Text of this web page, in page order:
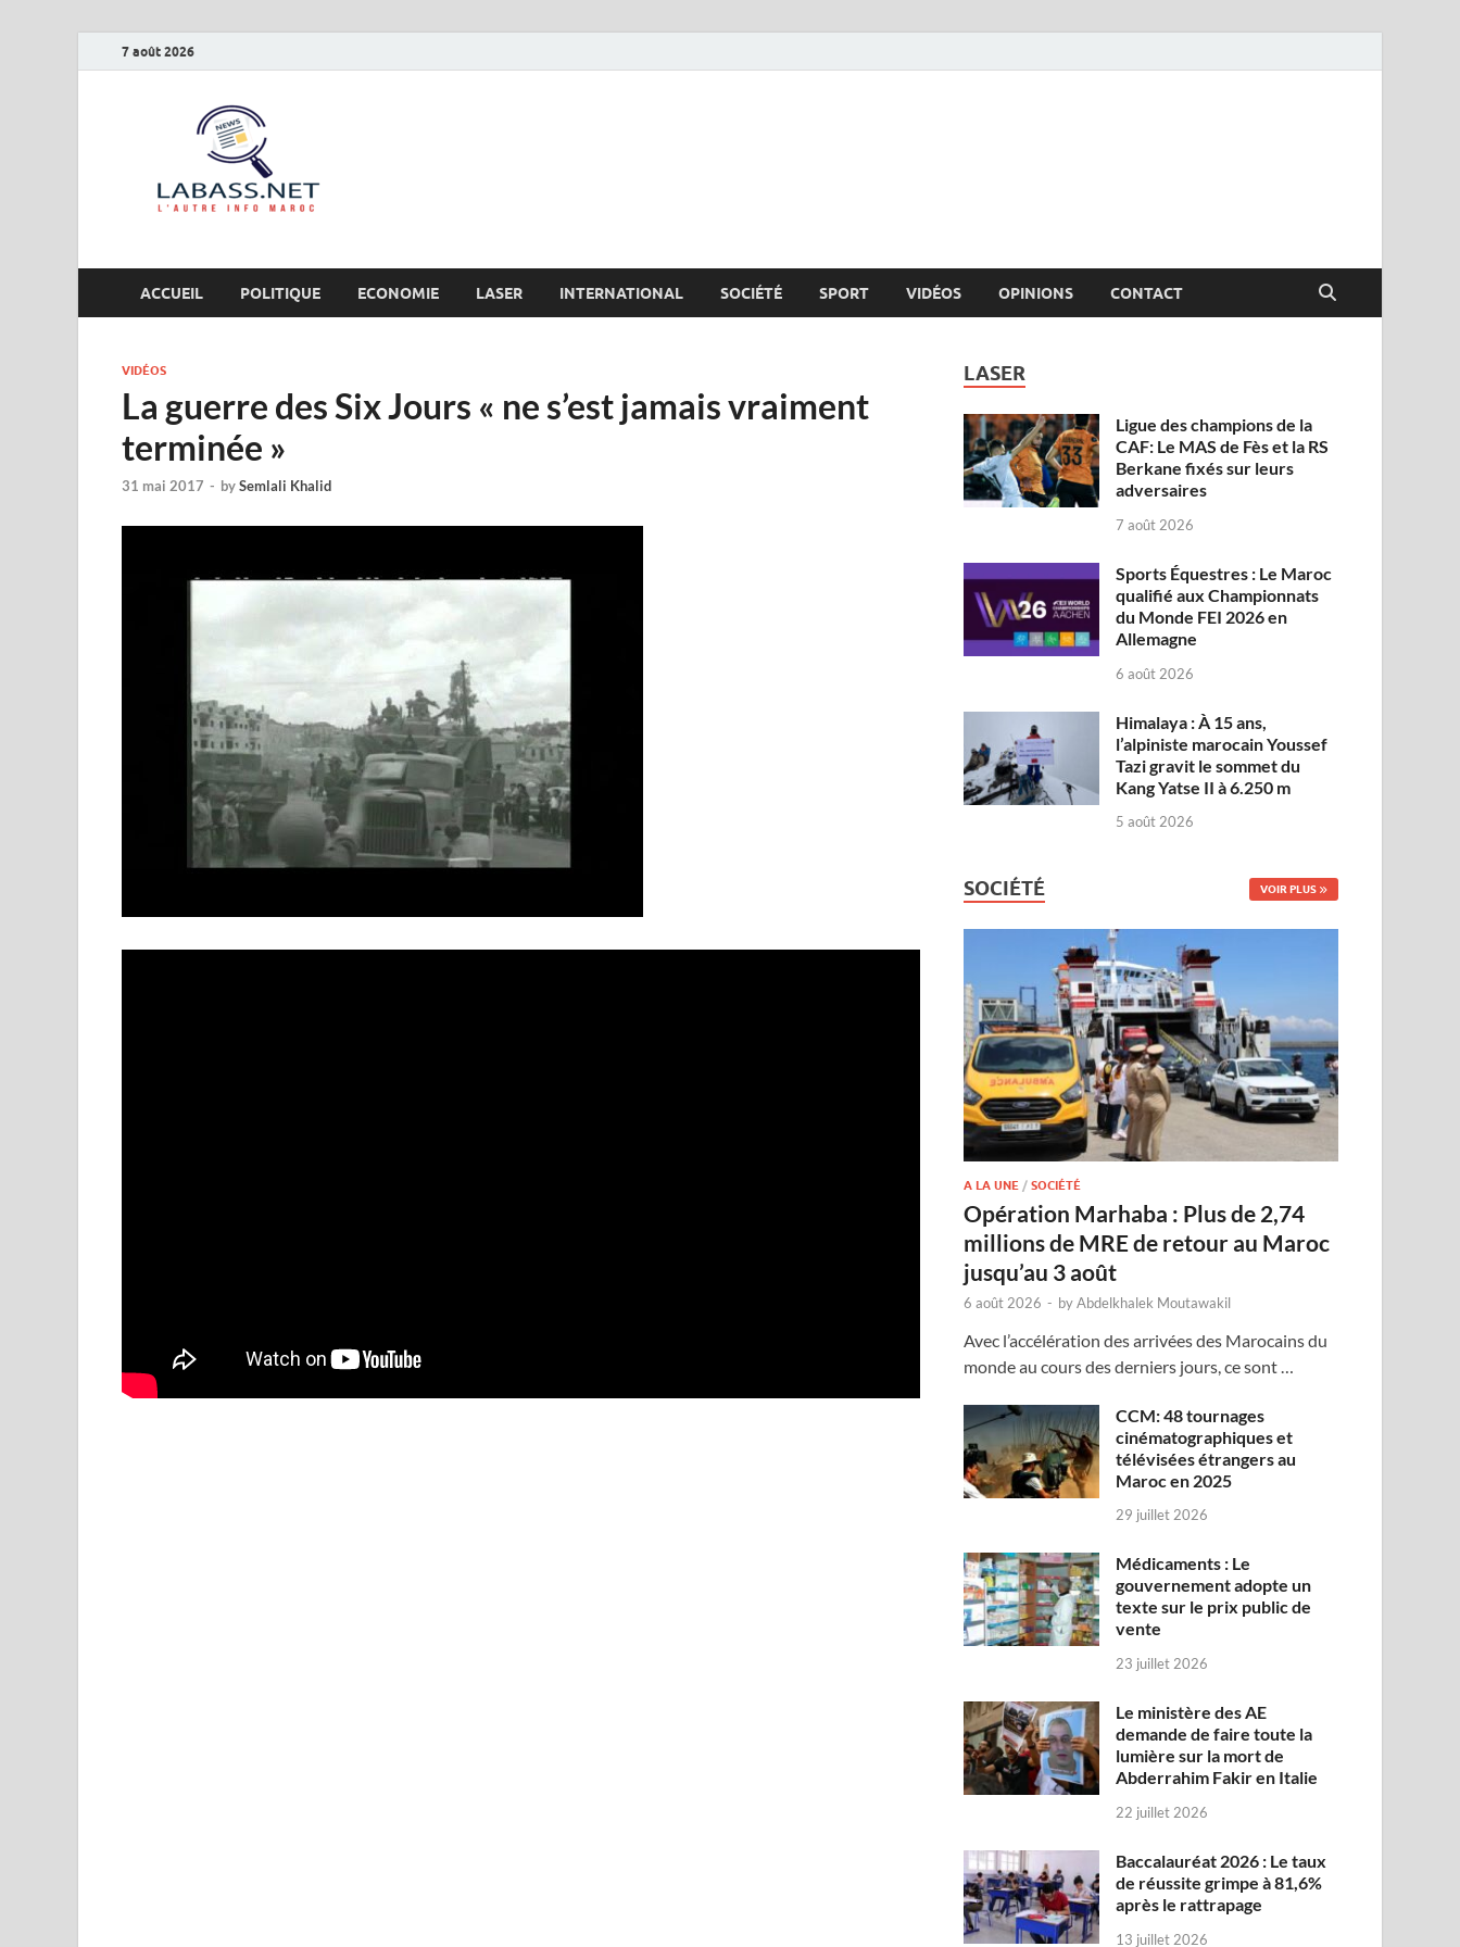
7 août 2026
ACCUEIL POLITIQUE ECONOMIE LASER INTERNATIONAL SOCIÉTÉ SPORT VIDÉOS OPINIONS CONTACT
VIDÉOS
La guerre des Six Jours « ne s’est jamais vraiment
terminée »
31 mai 2017 - bySemlali Khalid
LASER
Ligue des champions de la
CAF: Le MAS de Fès et la RS
Berkane fixés sur leurs
adversaires
7 août 2026
Sports Équestres : Le Maroc
qualifié aux Championnats
du Monde FEI 2026 en
Allemagne
6 août 2026
Himalaya : À 15 ans,
l’alpiniste marocain Youssef
Tazi gravit le sommet du
Kang Yatse II à 6.250 m
5 août 2026
SOCIÉTÉ VOIR PLUS
A LA UNE /SOCIÉTÉ
Opération Marhaba : Plus de 2,74
millions de MRE de retour au Maroc
jusqu’au 3 août
6 août 2026 - byAbdelkhalek Moutawakil
Avec l’accélération des arrivées des Marocains du
monde au cours des derniers jours, ce sont …
CCM: 48 tournages
cinématographiques et
télévisées étrangers au
Maroc en 2025
29 juillet 2026
Médicaments : Le
gouvernement adopte un
texte sur le prix public de
vente
23 juillet 2026
Le ministère des AE
demande de faire toute la
lumière sur la mort de
Abderrahim Fakir en Italie
22 juillet 2026
Baccalauréat 2026 : Le taux
de réussite grimpe à 81,6%
après le rattrapage
13 juillet 2026